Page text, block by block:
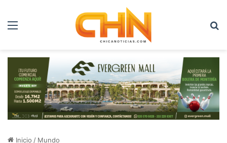
Menú
Inicio / Mundo